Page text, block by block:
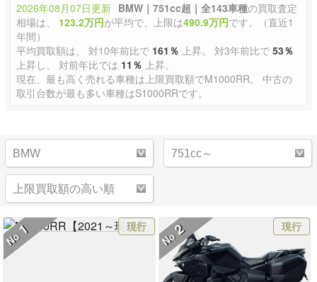
2026年08月07日更新 BMW｜751cc超｜全143車種の買取査定
相場は、 123.2万円が平均で、上限は490.9万円です。（直近1
年間）
平均買取額は、 対10年前比で 161％ 上昇。 対3年前比で53％
上昇し、 対前年比では 11％ 上昇。
現在、最も高く売れる車種は上限買取額でM1000RR。 中古の
取引台数が最も多い車種はS1000RRです。
No
1 現行
No
2 現行